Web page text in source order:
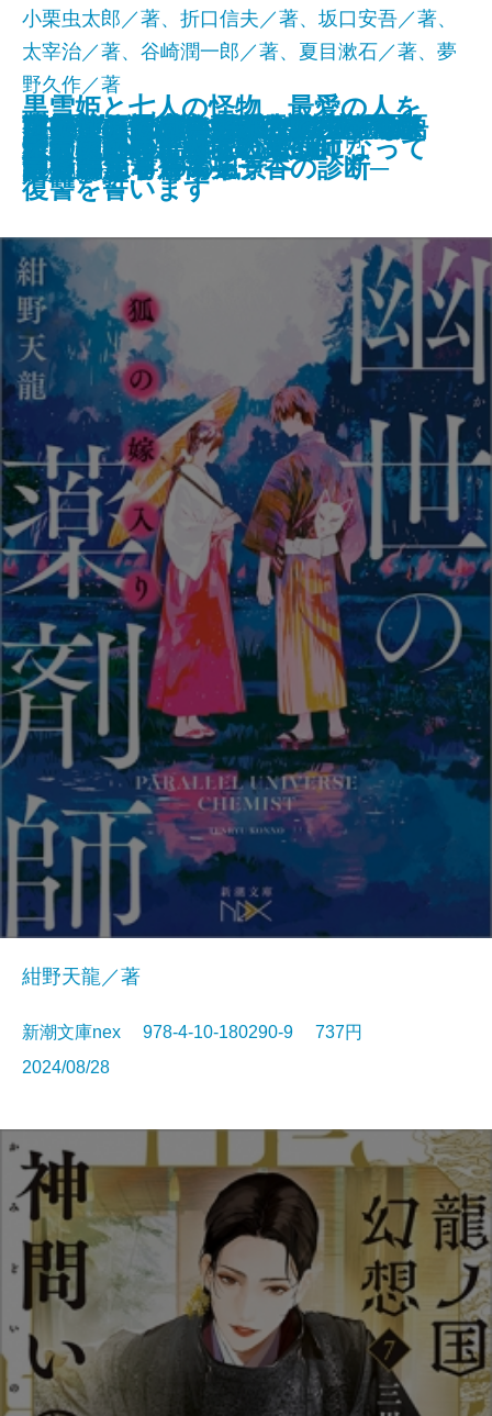
このクリニックはつぶれます！─
医療コンサル高柴一香の診断─
美澄真白の正なる殺人
いただきますは、ふたりで。─恋
と食のある10の風景─
世界でいちばん透きとおった物語
2
黒雪姫と七人の怪物 最愛の人を
殺されたので黒衣の悪女になって
復讐を誓います
コンビニ兄弟4―テンダネス門司
港こがね村店―
守り刀のうた
堕天の誘惑 幽世の薬剤師
名探偵の顔が良い―天草茅夢のジ
ャンクな事件簿―
タナトスの蒐集匣 -耽美幻想作品
集-
小栗虫太郎／著、折口信夫／著、坂口安吾／著、
太宰治／著、谷崎潤一郎／著、夏目漱石／著、夢
野久作／著
新潮文庫nex 978-4-10-180294-7 737円
2024/09/30
狐の嫁入り 幽世の薬剤師
紺野天龍／著
新潮文庫nex 978-4-10-180290-9 737円
2024/08/28
龍ノ国幻想7 神問いの応
ケーキ王子の名推理(スペシャリ
テ)7
さよならの言い方なんて知らな
い。9
幽霊を信じない理系大学生、霊媒
師のバイトをする
天才少女は重力場で踊る
天狗屋敷の殺人
イデアの再臨
可能性の怪物 文豪とアルケミス
ト短編集
VR浮遊館の謎―探偵AIのリアル・
ディープラーニング―